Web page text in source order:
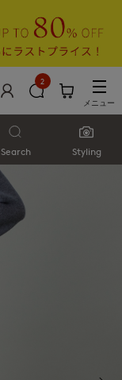
2
メニュー
Search Styling